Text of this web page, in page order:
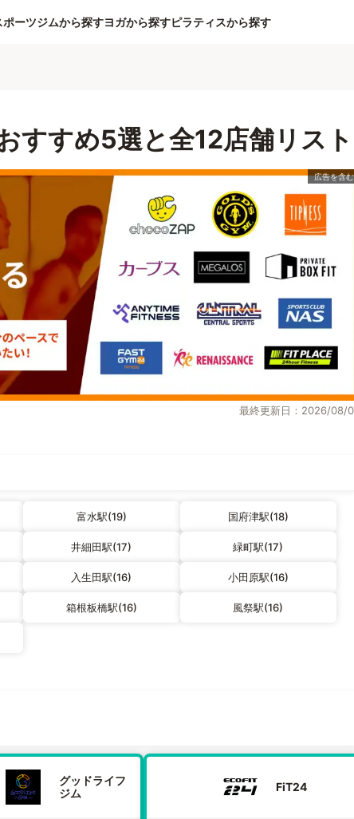
ポーツジムから探すヨガから探すピラティスから探す
すすめ5選と全12店舗リスト
最終更新日：2026/08/
富水駅(19) 国府津駅(18)
井細田駅(17) 緑町駅(17)
入生田駅(16) 小田原駅(16)
箱根板橋駅(16) 風祭駅(16)
グッドライフ
ジム
FiT24